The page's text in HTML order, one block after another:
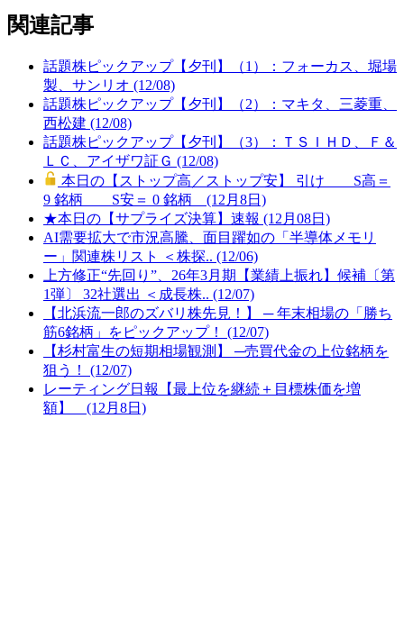
関連記事
話題株ピックアップ【夕刊】（1）：フォーカス、堀場
製、サンリオ (12/08)
話題株ピックアップ【夕刊】（2）：マキタ、三菱重、
西松建 (12/08)
話題株ピックアップ【夕刊】（3）：ＴＳＩＨＤ、Ｆ＆
ＬＣ、アイザワ証Ｇ (12/08)
本日の【ストップ高／ストップ安】 引け S高＝
9 銘柄 S安＝ 0 銘柄 (12月8日)
★本日の【サプライズ決算】速報 (12月08日)
AI需要拡大で市況高騰、面目躍如の「半導体メモリ
ー」関連株リスト ＜株探.. (12/06)
上方修正“先回り”、26年3月期【業績上振れ】候補〔第
1弾〕 32社選出 ＜成長株.. (12/07)
【北浜流一郎のズバリ株先見！】 ─ 年末相場の「勝ち
筋6銘柄」をピックアップ！ (12/07)
【杉村富生の短期相場観測】 ─売買代金の上位銘柄を
狙う！ (12/07)
レーティング日報【最上位を継続＋目標株価を増
額】 (12月8日)